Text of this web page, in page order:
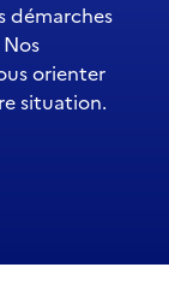
démarches
orienter
situation.